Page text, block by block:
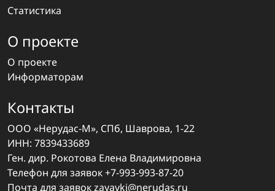
Статистика
О проекте
О проекте
Информаторам
Контакты
ООО «Нерудас-М», СПб, Шаврова, 1-22
ИНН: 7839433689
Ген. дир. Рокотова Елена Владимировна
Телефон для заявок+7-993-993-87-20
Почта для заявокzayavki@nerudas.ru